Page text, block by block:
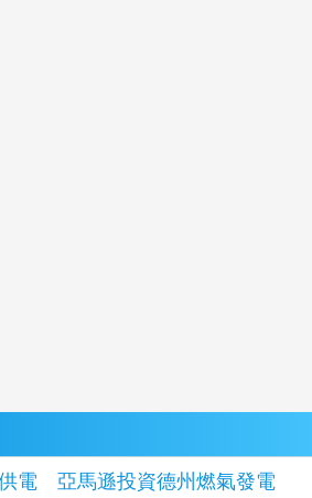
電 亞馬遜投資德州燃氣發電